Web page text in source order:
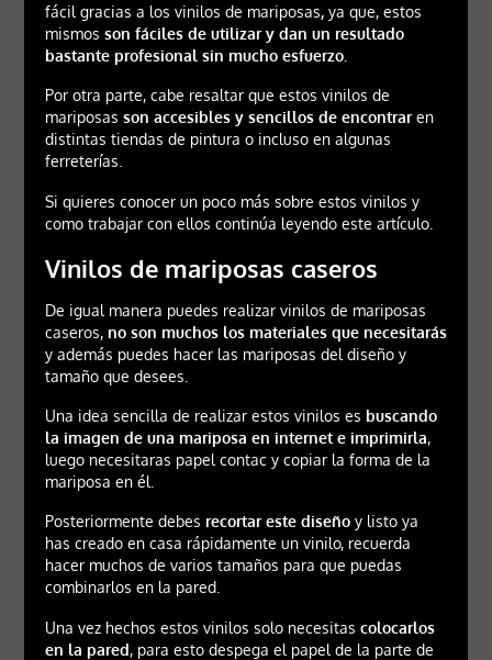
fácil gracias a los vinilos de mariposas,ya que, estos
mismos son fáciles de utilizar y dan un resultado
bastante profesional sin mucho esfuerzo.
Por otra parte, cabe resaltar que estos vinilos de
mariposas son accesibles y sencillos de encontraren
distintas tiendas de pintura o incluso en algunas
ferreterías.
Si quieres conocer un poco más sobre estos vinilos y
como trabajar con ellos continúa leyendo este artículo.
Vinilos de mariposas caseros
De igual manera puedes realizar vinilos de mariposas
caseros, no son muchos los materiales que necesitarás
y además puedes hacer las mariposas del diseño y
tamaño que desees.
Una idea sencilla de realizar estos vinilos es buscando
la imagen de una mariposa en internet e imprimirla,
luego necesitaras papel contac y copiar la forma de la
mariposa en él.
Posteriormente debes recortar este diseñoy listo ya
has creado en casa rápidamente un vinilo, recuerda
hacer muchos de varios tamaños para que puedas
combinarlos en la pared.
Una vez hechos estos vinilos solo necesitas colocarlos
en la pared, para esto despega el papel de la parte de